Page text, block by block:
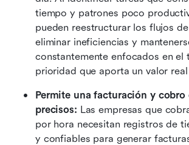
tiempo y patrones poco
pueden reestructurar los flujos
eliminar ineficiencias y
constantemente enfocados en el
prioridad que aporta un valor
Permite una facturación y cobro
precisos: Las empresas que
por hora necesitan registros de
y confiables para generar